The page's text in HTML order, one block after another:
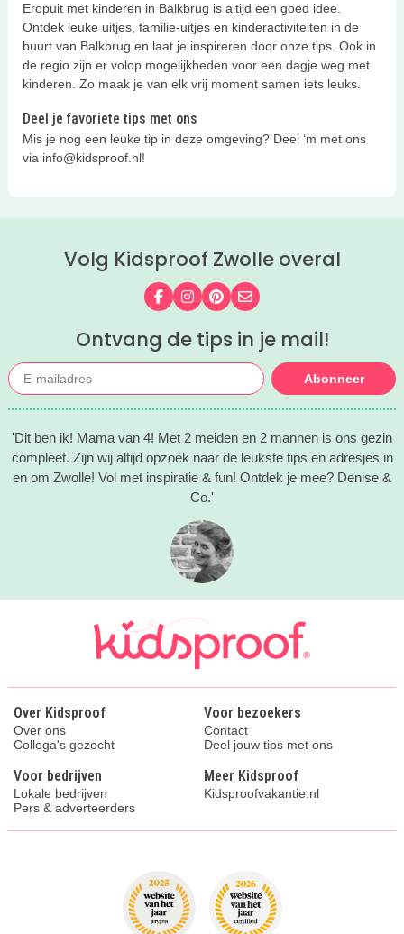
Eropuit met kinderen in Balkbrug is altijd een goed idee.
Ontdek leuke uitjes, familie-uitjes en kinderactiviteiten in de
buurt van Balkbrug en laat je inspireren door onze tips. Ook in
de regio zijn er volop mogelijkheden voor een dagje weg met
kinderen. Zo maak je van elk vrij moment samen iets leuks.
Deel je favoriete tips met ons
Mis je nog een leuke tip in deze omgeving? Deel ‘m met ons
via info@kidsproof.nl!
Volg Kidsproof Zwolle overal
Volg ons op Facebook
Volg ons op Instagram
Volg ons op Pinterest
Mail ons
Ontvang de tips in je mail!
Abonneer
'Dit ben ik! Mama van 4! Met 2 meiden en 2 mannen is ons gezin
compleet. Zijn wij altijd opzoek naar de leukste tips en adresjes in
en om Zwolle! Vol met inspiratie & fun! Ontdek je mee? Denise &
Co.'
Over Kidsproof
Over ons
Collega's gezocht
Voor bezoekers
Contact
Deel jouw tips met ons
Voor bedrijven
Lokale bedrijven
Pers & adverteerders
Meer Kidsproof
Kidsproofvakantie.nl